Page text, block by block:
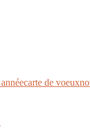
carte de voeux